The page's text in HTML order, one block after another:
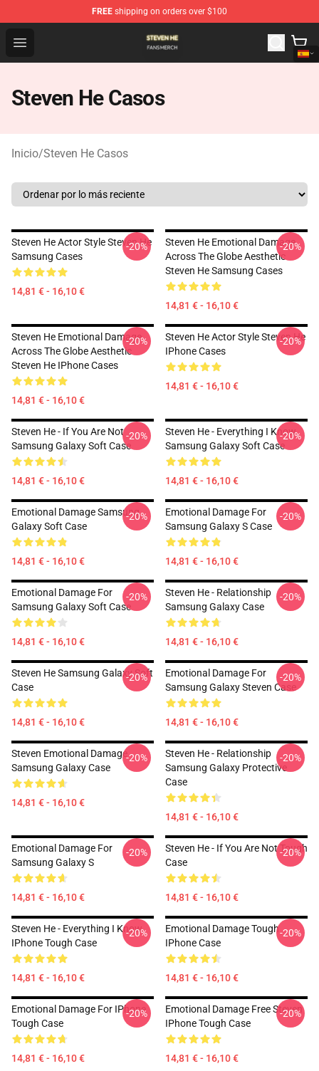
FREE shipping on orders over $100
Open menu
Steven He Shop - Official Steven He Merchandise Store
Steven He Casos
Inicio/Steven He Casos
Steven He Actor Style Steven He
Samsung Cases
14,81 € - 16,10 €
-20%
Steven He Emotional Damage
Across The Globe Aesthetic
Steven He Samsung Cases
14,81 € - 16,10 €
-20%
Steven He Emotional Damage
Across The Globe Aesthetic
Steven He IPhone Cases
14,81 € - 16,10 €
-20%
Steven He Actor Style Steven He
IPhone Cases
14,81 € - 16,10 €
-20%
Steven He - If You Are Not
Samsung Galaxy Soft Case
14,81 € - 16,10 €
-20%
Steven He - Everything I Know
Samsung Galaxy Soft Case
14,81 € - 16,10 €
-20%
Emotional Damage Samsung
Galaxy Soft Case
14,81 € - 16,10 €
-20%
Emotional Damage For
Samsung Galaxy S Case
14,81 € - 16,10 €
-20%
Emotional Damage For
Samsung Galaxy Soft Case
14,81 € - 16,10 €
-20%
Steven He - Relationship
Samsung Galaxy Case
14,81 € - 16,10 €
-20%
Steven He Samsung Galaxy Soft
Case
14,81 € - 16,10 €
-20%
Emotional Damage For
Samsung Galaxy Steven Case
14,81 € - 16,10 €
-20%
Steven Emotional Damage
Samsung Galaxy Case
14,81 € - 16,10 €
-20%
Steven He - Relationship
Samsung Galaxy Protective
Case
14,81 € - 16,10 €
-20%
Emotional Damage For
Samsung Galaxy S
14,81 € - 16,10 €
-20%
Steven He - If You Are Not Tough
Case
14,81 € - 16,10 €
-20%
Steven He - Everything I Know
IPhone Tough Case
14,81 € - 16,10 €
-20%
Emotional Damage Tough
IPhone Case
14,81 € - 16,10 €
-20%
Emotional Damage For IPhone
Tough Case
14,81 € - 16,10 €
-20%
Emotional Damage Free Steven
IPhone Tough Case
14,81 € - 16,10 €
-20%